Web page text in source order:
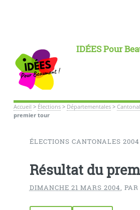
IDÉES Pour
Accueil > Élections> Départementales>
premier tour
ÉLECTIONS CANTONALES 2004
Résultat du
DIMANCHE 21 MARS 2004, PAR